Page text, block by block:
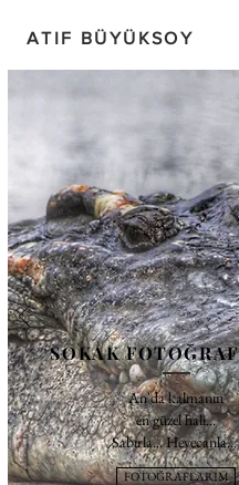
ATIF BÜYÜKSOY
Geçmişte
olmadı, hepsi
gerçekleşti.
hiçbir şey
Şimdi’de
ÇÖLYAK
Glutensiz
SOKAK
An'da kalmanın
en güzel hali...
Sabırla... Heyecanla...
FOTOĞRAFLARIM